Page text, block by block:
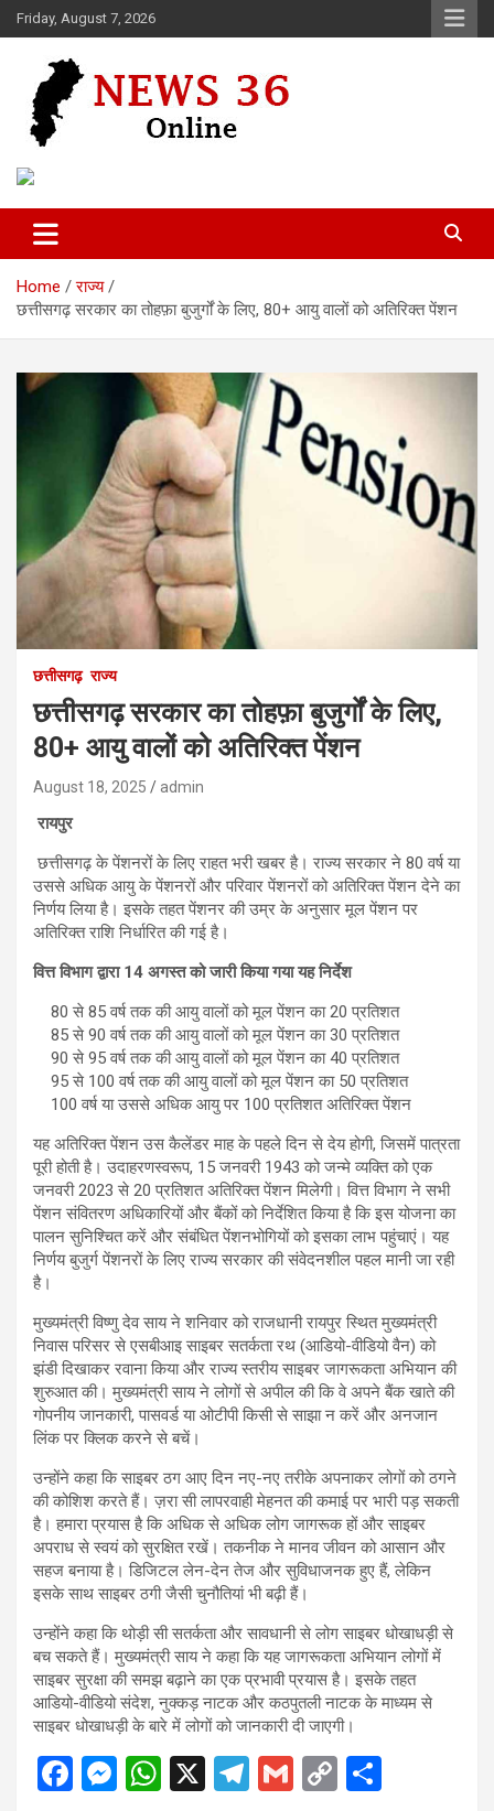
Skip
to
Friday, August 7, 2026
News 36
Home
राज्य
छत्तीसगढ़ सरकार का तोहफ़ा बुजुर्गों के लिए, 80+ आयु वालों को अतिरिक्त पेंशन
छत्तीसगढ़ राज्य
छत्तीसगढ़ सरकार का तोहफ़ा बुजुर्गों के लिए,
80+ आयु वालों को अतिरिक्त पेंशन
August 18, 2025 admin
रायपुर
छत्तीसगढ़ के पेंशनरों के लिए राहत भरी खबर है। राज्य सरकार ने 80 वर्ष या
उससे अधिक आयु के पेंशनरों और परिवार पेंशनरों को अतिरिक्त पेंशन देने का
निर्णय लिया है। इसके तहत पेंशनर की उम्र के अनुसार मूल पेंशन पर
अतिरिक्त राशि निर्धारित की गई है।
वित्त विभाग द्वारा 14 अगस्त को जारी किया गया यह निर्देश
80 से 85 वर्ष तक की आयु वालों को मूल पेंशन का 20 प्रतिशत
85 से 90 वर्ष तक की आयु वालों को मूल पेंशन का 30 प्रतिशत
90 से 95 वर्ष तक की आयु वालों को मूल पेंशन का 40 प्रतिशत
95 से 100 वर्ष तक की आयु वालों को मूल पेंशन का 50 प्रतिशत
100 वर्ष या उससे अधिक आयु पर 100 प्रतिशत अतिरिक्त पेंशन
यह अतिरिक्त पेंशन उस कैलेंडर माह के पहले दिन से देय होगी, जिसमें पात्रता
पूरी होती है। उदाहरणस्वरूप, 15 जनवरी 1943 को जन्मे व्यक्ति को एक
जनवरी 2023 से 20 प्रतिशत अतिरिक्त पेंशन मिलेगी। वित्त विभाग ने सभी
पेंशन संवितरण अधिकारियों और बैंकों को निर्देशित किया है कि इस योजना का
पालन सुनिश्चित करें और संबंधित पेंशनभोगियों को इसका लाभ पहुंचाएं। यह
निर्णय बुजुर्ग पेंशनरों के लिए राज्य सरकार की संवेदनशील पहल मानी जा रही
है।
मुख्यमंत्री विष्णु देव साय ने शनिवार को राजधानी रायपुर स्थित मुख्यमंत्री
निवास परिसर से एसबीआइ साइबर सतर्कता रथ (आडियो-वीडियो वैन) को
झंडी दिखाकर रवाना किया और राज्य स्तरीय साइबर जागरूकता अभियान की
शुरुआत की। मुख्यमंत्री साय ने लोगों से अपील की कि वे अपने बैंक खाते की
गोपनीय जानकारी, पासवर्ड या ओटीपी किसी से साझा न करें और अनजान
लिंक पर क्लिक करने से बचें।
उन्होंने कहा कि साइबर ठग आए दिन नए-नए तरीके अपनाकर लोगों को ठगने
की कोशिश करते हैं। ज़रा सी लापरवाही मेहनत की कमाई पर भारी पड़ सकती
है। हमारा प्रयास है कि अधिक से अधिक लोग जागरूक हों और साइबर
अपराध से स्वयं को सुरक्षित रखें। तकनीक ने मानव जीवन को आसान और
सहज बनाया है। डिजिटल लेन-देन तेज और सुविधाजनक हुए हैं, लेकिन
इसके साथ साइबर ठगी जैसी चुनौतियां भी बढ़ी हैं।
उन्होंने कहा कि थोड़ी सी सतर्कता और सावधानी से लोग साइबर धोखाधड़ी से
बच सकते हैं। मुख्यमंत्री साय ने कहा कि यह जागरूकता अभियान लोगों में
साइबर सुरक्षा की समझ बढ़ाने का एक प्रभावी प्रयास है। इसके तहत
आडियो-वीडियो संदेश, नुक्कड़ नाटक और कठपुतली नाटक के माध्यम से
साइबर धोखाधड़ी के बारे में लोगों को जानकारी दी जाएगी।
F
M W X
T
G
C